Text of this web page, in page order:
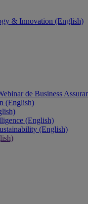
& Innovation (English)
de Business
(English)
(English)
(English)